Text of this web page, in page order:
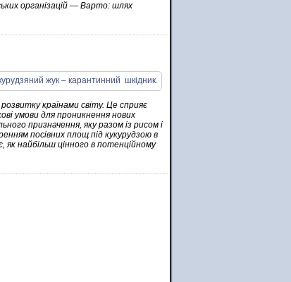
організацій — Варто: шлях
країнами світу. Це сприяє
умови для проникнення нових
призначення, яку разом із рисом і
посівних площ під кукурудзою в
найбільш цінного в потенційному